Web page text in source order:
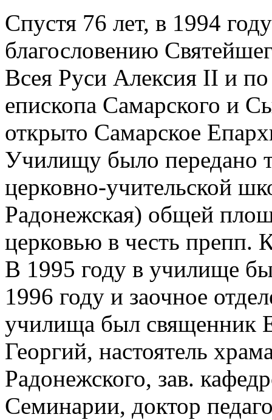
Спустя 76 лет, в 1994
благословению
Всея Руси Алексия II и по
епископа Самарского и
открыто Самарское
Училищу было передано
церковно-учительской
Радонежская) общей
церковью в честь
В 1995 году в училище
1996 году и заочное
училища был священник
Георгий, настоятель
Радонежского, зав.
Семинарии, доктор